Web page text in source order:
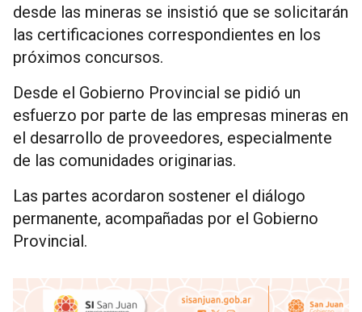
desde las mineras se insistió que se solicitarán
las certificaciones correspondientes en los
próximos concursos.
Desde el Gobierno Provincial se pidió un
esfuerzo por parte de las empresas mineras en
el desarrollo de proveedores, especialmente
de las comunidades originarias.
Las partes acordaron sostener el diálogo
permanente, acompañadas por el Gobierno
Provincial.